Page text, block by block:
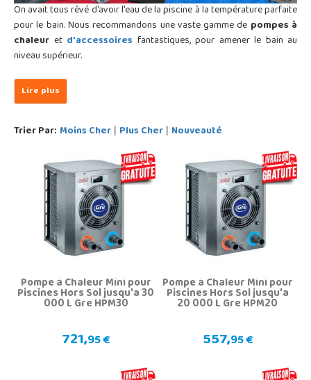
On avait tous rêvé d'avoir l'eau de la piscine à la température parfaite
pour le bain. Nous recommandons une vaste gamme de pompes à
chaleur et d'accessoires fantastiques, pour amener le bain au
niveau supérieur.
Trier Par: Moins Cher | Plus Cher | Nouveauté
Pompe à Chaleur Mini pour
Piscines Hors Sol jusqu'a 30
000 L Gre HPM30
721,95 €
Pompe à Chaleur Mini pour
Piscines Hors Sol jusqu'a
20 000 L Gre HPM20
557,95 €